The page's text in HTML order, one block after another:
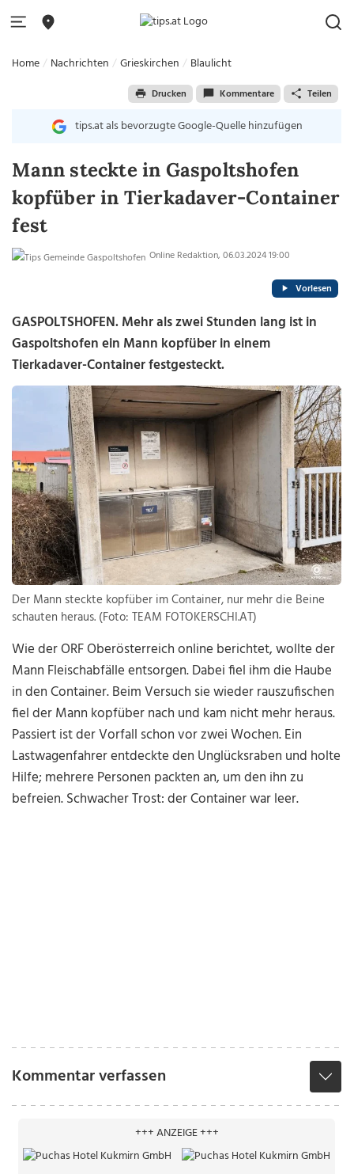
Home Nachrichten Grieskirchen Blaulicht
Drucken Kommentare Teilen
tips.at als bevorzugte Google-Quelle hinzufügen
Mann steckte in Gaspoltshofen
kopfüber in Tierkadaver-Container
fest
Online Redaktion, 06.03.2024 19:00
Vorlesen
GASPOLTSHOFEN. Mehr als zwei Stunden lang ist in
Gaspoltshofen ein Mann kopfüber in einem
Tierkadaver-Container festgesteckt.
Der Mann steckte kopfüber im Container, nur mehr die Beine
schauten heraus. (Foto: TEAM FOTOKERSCHI.AT)
Wie der ORF Oberösterreich online berichtet, wollte der
Mann Fleischabfälle entsorgen. Dabei fiel ihm die Haube
in den Container. Beim Versuch sie wieder rauszufischen
fiel der Mann kopfüber nach und kam nicht mehr heraus.
Passiert ist der Vorfall schon vor zwei Wochen. Ein
Lastwagenfahrer entdeckte den Unglücksraben und holte
Hilfe; mehrere Personen packten an, um den ihn zu
befreien. Schwacher Trost: der Container war leer.
Kommentar verfassen
+++ ANZEIGE +++